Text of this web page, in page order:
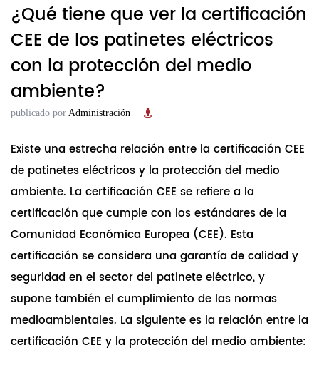
¿Qué tiene que ver la certificación
CEE de los patinetes eléctricos
con la protección del medio
ambiente?
publicado por Administración
Existe una estrecha relación entre la certificación CEE
de patinetes eléctricos y la protección del medio
ambiente. La certificación CEE se refiere a la
certificación que cumple con los estándares de la
Comunidad Económica Europea (CEE). Esta
certificación se considera una garantía de calidad y
seguridad en el sector del patinete eléctrico, y
supone también el cumplimiento de las normas
medioambientales. La siguiente es la relación entre la
certificación CEE y la protección del medio ambiente: